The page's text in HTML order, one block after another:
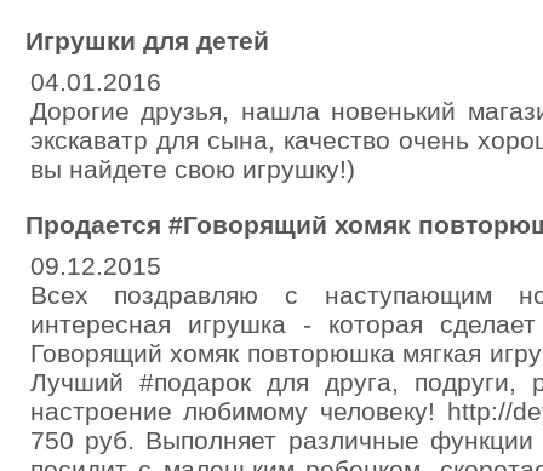
Игрушки для детей
04.01.2016
Дорогие друзья, нашла новенький
экскаватр для сына, качество очень
вы найдете свою игрушку!)
Продается #Говорящий хомяк
09.12.2015
Всех поздравляю с наступающим
интересная игрушка - которая
Говорящий хомяк повторюшка мягкая
Лучший #подарок для друга, подруги,
настроение любимому человеку! http://
750 руб. Выполняет различные функции